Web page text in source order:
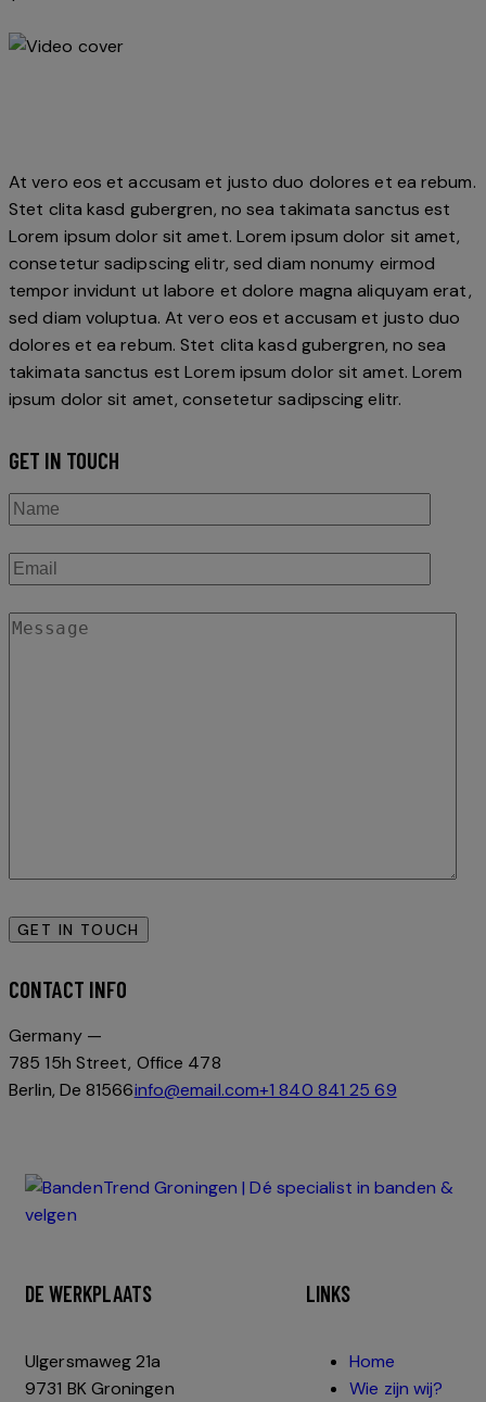
At vero eos et accusam et justo duo dolores et ea rebum.
Stet clita kasd gubergren, no sea takimata sanctus est
Lorem ipsum dolor sit amet. Lorem ipsum dolor sit amet,
consetetur sadipscing elitr, sed diam nonumy eirmod
tempor invidunt ut labore et dolore magna aliquyam erat,
sed diam voluptua. At vero eos et accusam et justo duo
dolores et ea rebum. Stet clita kasd gubergren, no sea
takimata sanctus est Lorem ipsum dolor sit amet. Lorem
ipsum dolor sit amet, consetetur sadipscing elitr.
GET IN TOUCH
CONTACT INFO
Germany —
785 15h Street, Office 478
Berlin, De 81566info@email.com+1 840 841 25 69
DE WERKPLAATS
Ulgersmaweg 21a
9731 BK Groningen
LINKS
Home
Wie zijn wij?